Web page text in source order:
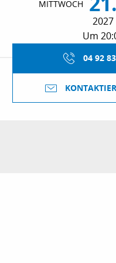
MITTWOCH
2027
Um
04 92